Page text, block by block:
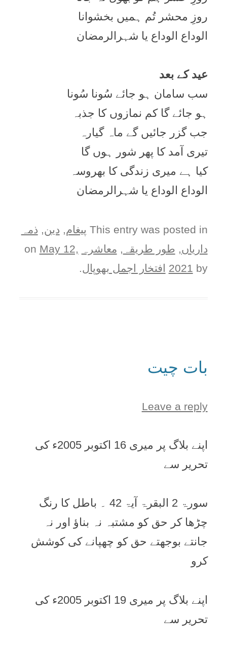
روزِ محشر تُم ہمیں بخشوانا
الوداع الوداع یا شہرالرمضان
عید کے بعد
سب سامان ہو جائے سُونا سُونا
ہو جائے گا کم نمازوں کا جذبہ
جب گزر جائیں گے ماہ گیارہ
تیری آمد کا پھر شور ہوں گا
کیا ہے میری زندگی کا بھروسہ
الوداع الوداع یا شہرالرمضان
This entry was posted in پيغام, دین, ذمہ
دارياں, طور طريقہ , معاشرہ
May 12,
2021 by افتخار اجمل بھوپال.
بات چیت
Leave a reply
اپنے بلاگ پر میری 16 اکتوبر 2005ء کی
تحریر سے
سورۃ 2 البقرۃ آیۃ 42 ۔ باطل کا رنگ
چڑھا کر حق کو مشتبہ نہ بناؤ اور نہ
جانتے بوجھتے حق کو چھپانے کی کوشش
کرو
اپنے بلاگ پر میری 19 اکتوبر 2005ء کی
تحریر سے